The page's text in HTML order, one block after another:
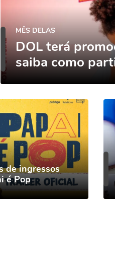
MÊS DELAS
DOL terá
saiba como
de ingressos
é Pop